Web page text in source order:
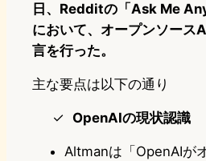
日、Redditの「Ask Me
において、オープンソース
言を行った。
主な要点は以下の通り
OpenAIの現状認識
Altmanは「OpenAIが